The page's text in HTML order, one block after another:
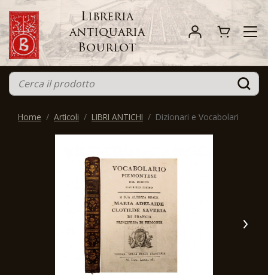
Libreria
antiquaria
Bourlot
Home Articoli LIBRI ANTICHI Dizionari e Vocabolari